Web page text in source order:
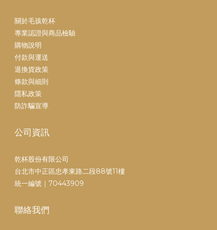
關於毛孩乾杯
專業認證與商品檢驗
購物說明
付款與運送
退換貨政策
條款與細則
隱私政策
防詐騙宣導
公司資訊
乾杯股份有限公司
台北市中正區忠孝東路二段88號11樓
統一編號｜70443909
聯絡我們